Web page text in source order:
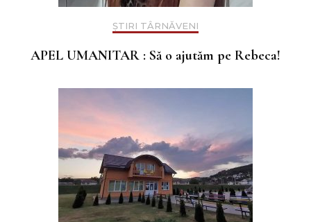
ȘTIRI TÂRNĂVENI
APEL UMANITAR : Să o ajutăm pe Rebeca!